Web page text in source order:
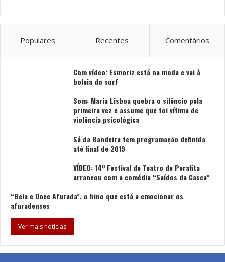
Foto: DR
Eixo Atlântico. ESMAE Orquestra Sinfónica do Porto
Populares Recentes Comentários
Com vídeo: Esmoriz está na moda e vai à
boleia do surf
Som: Maria Lisboa quebra o silêncio pela
primeira vez e assume que foi vítima de
violência psicológica
Sá da Bandeira tem programação definida
até final de 2019
VÍDEO: 14º Festival de Teatro de Perafita
arrancou com a comédia “Saídos da Casca”
“Bela e Doce Afurada”, o hino que está a emocionar os
afuradenses
Ver mais notícias